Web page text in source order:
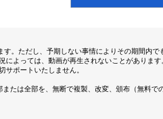
。ただし、予期しない事情によりその期間内で
よっては、動画が再生されないことがあります
サポートいたしません。
たは全部を、無断で複製、改変、頒布（無料で